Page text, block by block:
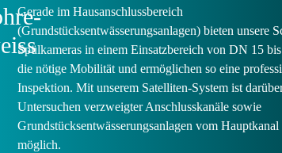
Gerade im Hausanschlussbereich
(Grundstücksentwässerungsanlagen) bieten unsere
Spülkameras in einem Einsatzbereich von DN 15
die nötige Mobilität und ermöglichen so eine
Inspektion. Mit unserem Satelliten-System ist
Untersuchen verzweigter Anschlusskanäle sowie
Grundstücksentwässerungsanlagen vom
möglich.